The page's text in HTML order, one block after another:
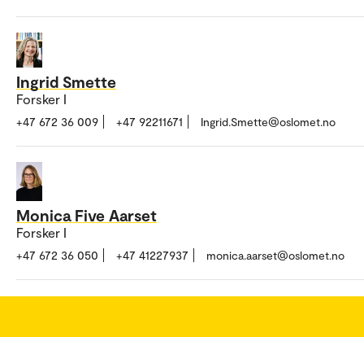
Ingrid Smette
Forsker I
+47 672 36 009 +47 92211671 Ingrid.Smette@oslomet.no
Monica Five Aarset
Forsker I
+47 672 36 050 +47 41227937 monica.aarset@oslomet.no